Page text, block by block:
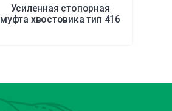
Усиленная стопорная
муфта хвостовика тип 416